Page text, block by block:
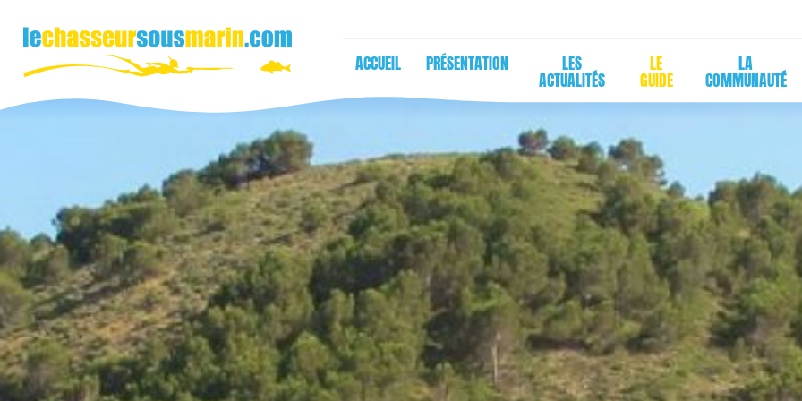
ACCUEIL PRÉSENTATION LES
ACTUALITÉS
LE
GUIDE
LA
COMMUNAUTÉ